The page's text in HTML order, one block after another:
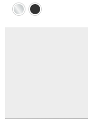
KromMattsvart